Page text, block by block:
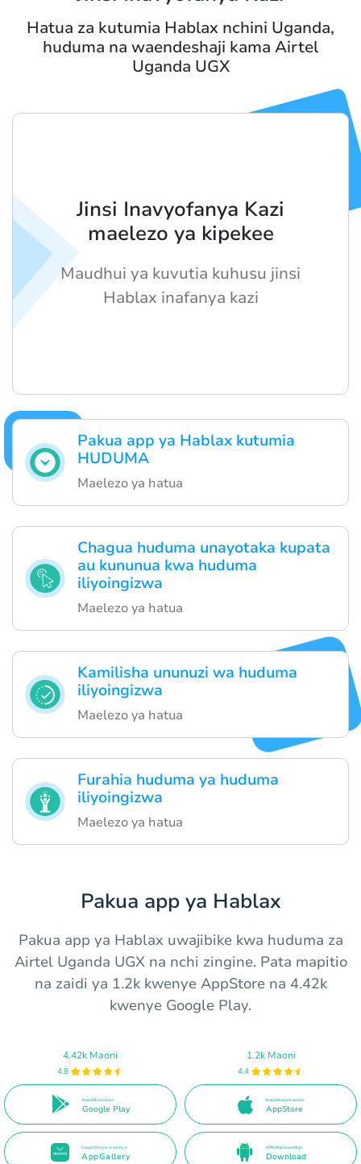
Hatua za kutumia Hablax nchini Uganda,
huduma na waendeshaji kama Airtel
Uganda UGX
Pakua app ya Hablax kutumia
HUDUMA
Maelezo ya hatua
Chagua huduma unayotaka kupata
au kununua kwa huduma
iliyoingizwa
Maelezo ya hatua
Kamilisha ununuzi wa huduma
iliyoingizwa
Maelezo ya hatua
Furahia huduma ya huduma
iliyoingizwa
Maelezo ya hatua
Jinsi Inavyofanya Kazi
maelezo ya kipekee
Maudhui ya kuvutia kuhusu jinsi
Hablax inafanya kazi
Pakua app ya Hablax
Pakua app ya Hablax uwajibike kwa huduma za
Airtel Uganda UGX na nchi zingine. Pata mapitio
na zaidi ya 1.2k kwenye AppStore na 4.42k
kwenye Google Play.
4.42k Maoni
4.8
Inapatikana kwa
Google Play
1.2k Maoni
4.4
Inapatikana kwenye
AppStore
Inapatikana kwenye
AppGallery
APK Moja kwa Moja
Download